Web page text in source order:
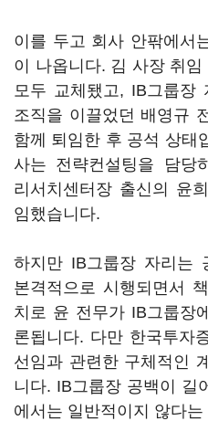
이를 두고 회사 안팎에서
이 나옵니다. 김 사장 취
모두 교체됐고, IB그룹장
조직을 이끌었던 배영규
함께 퇴임한 후 공석 상태
사는 전략컨설팅을 담당
리서치센터장 출신의 윤
임했습니다.
하지만 IB그룹장 자리는
본격적으로 시행되면서
치로 윤 전무가 IB그룹장
론됩니다. 다만 한국투자
선임과 관련한 구체적인
니다. IB그룹장 공백이 길
에서는 일반적이지 않다